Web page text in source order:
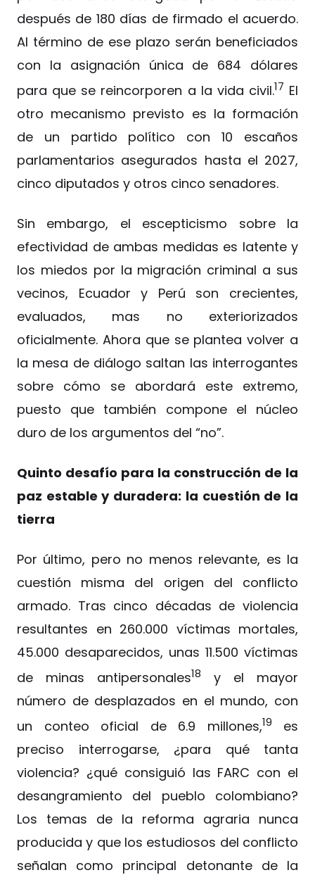
después de 180 días de firmado el acuerdo.
Al término de ese plazo serán beneficiados
con la asignación única de 684 dólares
para que se reincorporen a la vida civil.17 El
otro mecanismo previsto es la formación
de un partido político con 10 escaños
parlamentarios asegurados hasta el 2027,
cinco diputados y otros cinco senadores.
Sin embargo, el escepticismo sobre la
efectividad de ambas medidas es latente y
los miedos por la migración criminal a sus
vecinos, Ecuador y Perú son crecientes,
evaluados, mas no exteriorizados
oficialmente. Ahora que se plantea volver a
la mesa de diálogo saltan las interrogantes
sobre cómo se abordará este extremo,
puesto que también compone el núcleo
duro de los argumentos del “no”.
Quinto desafío para la construcción de la
paz estable y duradera: la cuestión de la
tierra
Por último, pero no menos relevante, es la
cuestión misma del origen del conflicto
armado. Tras cinco décadas de violencia
resultantes en 260.000 víctimas mortales,
45.000 desaparecidos, unas 11.500 víctimas
de minas antipersonales18
y el mayor
número de desplazados en el mundo, con
un conteo oficial de 6.9 millones,19
es
preciso interrogarse, ¿para qué tanta
violencia? ¿qué consiguió las FARC con el
desangramiento del pueblo colombiano?
Los temas de la reforma agraria nunca
producida y que los estudiosos del conflicto
señalan como principal detonante de la